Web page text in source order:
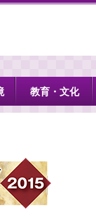
教育・文化